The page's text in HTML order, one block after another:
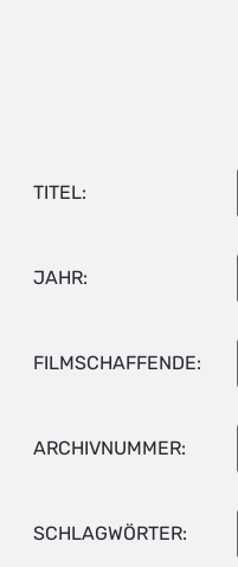
TITEL:
JAHR:
FILMSCHAFFENDE:
ARCHIVNUMMER:
SCHLAGWÖRTER: